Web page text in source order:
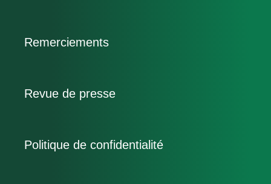
Remerciements
Revue de presse
Politique de confidentialité